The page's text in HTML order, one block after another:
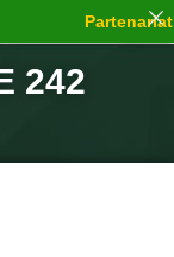
242
Partenariat